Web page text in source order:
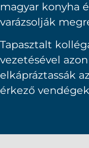
magyar konyha
varázsolják
Tapasztalt
vezetésével
elkápráztassák
érkező